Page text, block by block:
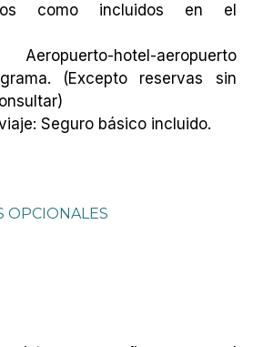
como incluidos en el
Aeropuerto-hotel-aeropuerto
(Excepto reservas sin
Seguro básico incluido.
OPCIONALES